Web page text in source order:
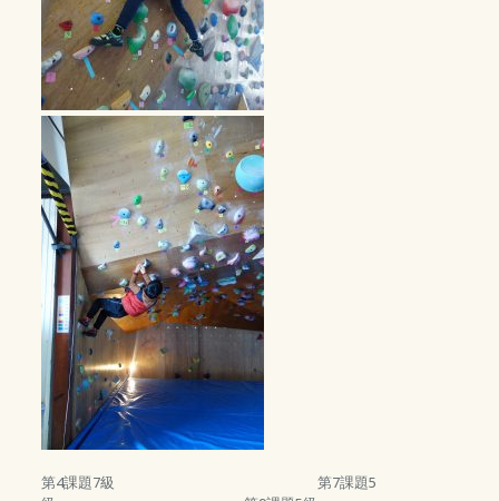
第4課題7級 第7課題5